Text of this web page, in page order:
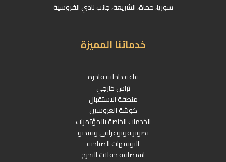
سوريا، حماة، الشريعة، جانب نادي الفروسية
خدماتنا المميزة
قاعة داخلية فاخرة
تراس خارجي
منطقة الاستقبال
كوشة العروسين
الخدمات الخاصة بالمؤتمرات
تصوير فوتوغرافي وفيديو
البوفيهات الصباحية
استضافة حفلات التخرج